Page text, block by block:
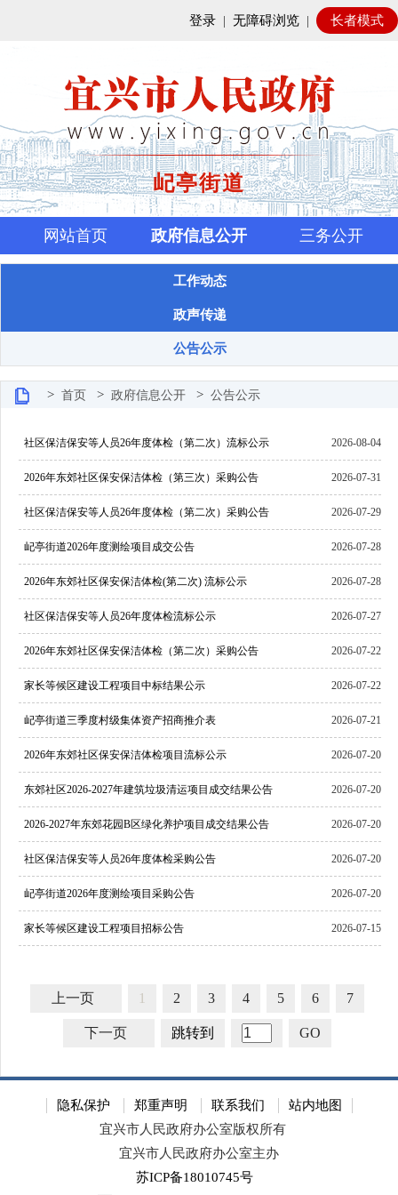
登录 | 无障碍浏览 | 长者模式
屺亭街道
网站首页 政府信息公开 三务公开
工作动态
政声传递
公告公示
> 首页 > 政府信息公开 > 公告公示
社区保洁保安等人员26年度体检（第二次）流标公示 2026-08-04
2026年东郊社区保安保洁体检（第三次）采购公告 2026-07-31
社区保洁保安等人员26年度体检（第二次）采购公告 2026-07-29
屺亭街道2026年度测绘项目成交公告 2026-07-28
2026年东郊社区保安保洁体检(第二次) 流标公示 2026-07-28
社区保洁保安等人员26年度体检流标公示 2026-07-27
2026年东郊社区保安保洁体检（第二次）采购公告 2026-07-22
家长等候区建设工程项目中标结果公示 2026-07-22
屺亭街道三季度村级集体资产招商推介表 2026-07-21
2026年东郊社区保安保洁体检项目流标公示 2026-07-20
东郊社区2026-2027年建筑垃圾清运项目成交结果公告 2026-07-20
2026-2027年东郊花园B区绿化养护项目成交结果公告 2026-07-20
社区保洁保安等人员26年度体检采购公告 2026-07-20
屺亭街道2026年度测绘项目采购公告 2026-07-20
家长等候区建设工程项目招标公告 2026-07-15
上一页 1 2 3 4 5 6 7
下一页 跳转到 GO
隐私保护 郑重声明 联系我们
站内地图
宜兴市人民政府办公室版权所有
宜兴市人民政府办公室主办
苏ICP备18010745号